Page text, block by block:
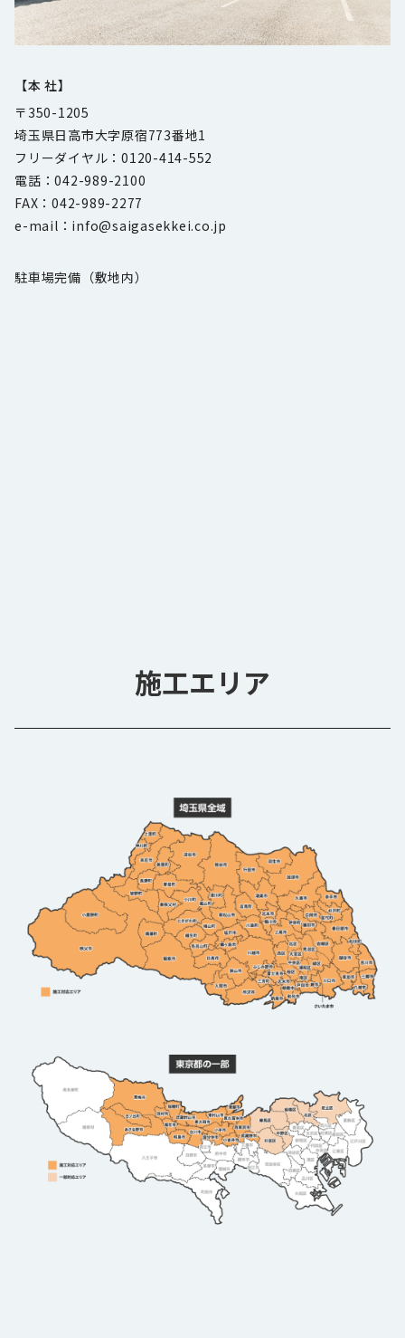
【本 社】
〒350-1205
埼玉県日高市大字原宿773番地1
フリーダイヤル：0120-414-552
電話：042-989-2100
FAX：042-989-2277
e-mail：info@saigasekkei.co.jp
駐車場完備（敷地内）
施工エリア